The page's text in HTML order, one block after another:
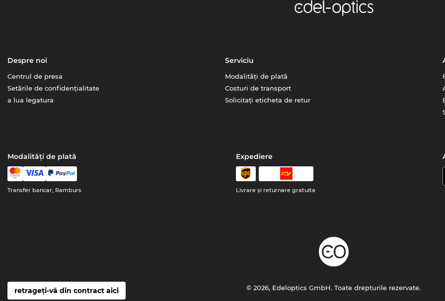
Despre noi
Centrul de presa
Setările de confidențialitate
a lua legatura
Serviciu
Modalități de plată
Costuri de transport
Solicitați eticheta de retur
Modalități de plată
Transfer bancar, Ramburs
Expediere
Livrare şi returnare gratuita
retrageți-vă din contract aici © 2026, Edeloptics GmbH. Toate drepturile rezervate.